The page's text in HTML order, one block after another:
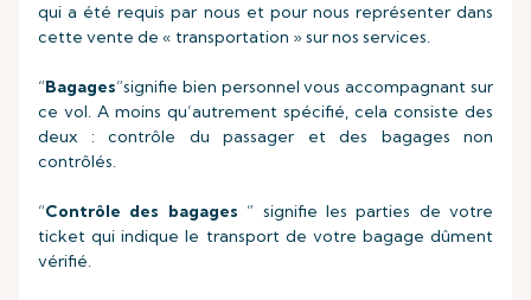
qui a été requis par nous et pour nous représenter dans
cette vente de « transportation » sur nos services.
“Bagages”signifie bien personnel vous accompagnant sur
ce vol. A moins qu’autrement spécifié, cela consiste des
deux : contrôle du passager et des bagages non
contrôlés.
“Contrôle des bagages ” signifie les parties de votre
ticket qui indique le transport de votre bagage dûment
vérifié.